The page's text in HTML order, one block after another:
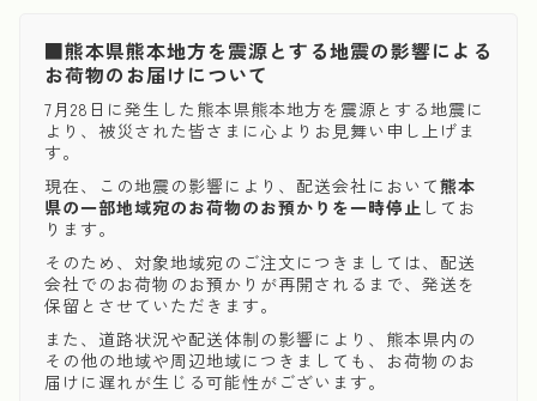
■熊本県熊本地方を震源とする地震の影響による
お荷物のお届けについて
7月28日に発生した熊本県熊本地方を震源とする地震に
より、被災された皆さまに心よりお見舞い申し上げま
す。
現在、この地震の影響により、配送会社において熊本
県の一部地域宛のお荷物のお預かりを一時停止 してお
ります。
そのため、対象地域宛のご注文につきましては、配送
会社でのお荷物のお預かりが再開されるまで、発送を
保留とさせていただきます。
また、道路状況や配送体制の影響により、熊本県内の
その他の地域や周辺地域につきましても、お荷物のお
届けに遅れが生じる可能性がございます。